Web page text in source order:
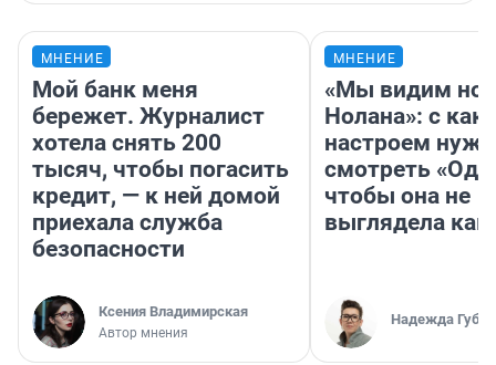
МНЕНИЕ
Мой банк меня
бережет. Журналист
хотела снять 200
тысяч, чтобы погасить
кредит, — к ней домой
приехала служба
безопасности
Ксения Владимирская
Автор мнения
МНЕНИЕ
«Мы видим
Нолана»: с
настроем
смотреть
чтобы она не
выглядела как
Надежда